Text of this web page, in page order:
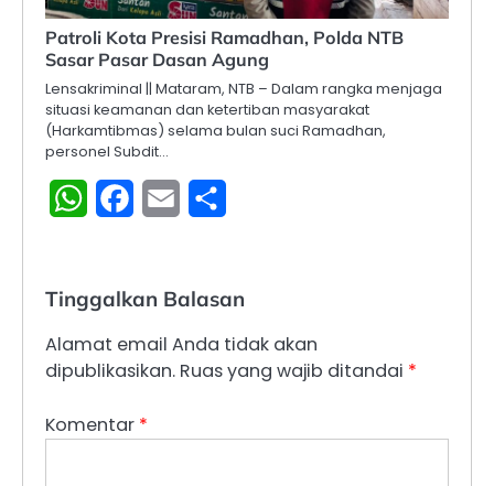
Patroli Kota Presisi Ramadhan, Polda NTB
Sasar Pasar Dasan Agung
Lensakriminal || Mataram, NTB – Dalam rangka menjaga
situasi keamanan dan ketertiban masyarakat
(Harkamtibmas) selama bulan suci Ramadhan,
personel Subdit…
WhatsAppFacebook
Email
Tinggalkan Balasan
Alamat email Anda tidak akan
dipublikasikan. Ruas yang wajib ditandai *
Komentar *